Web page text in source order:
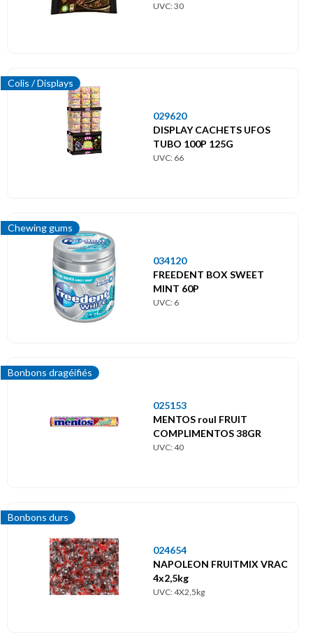
UVC: 30
Colis / Displays
029620
DISPLAY CACHETS UFOS
TUBO 100P 125G
UVC: 66
Chewing gums
034120
FREEDENT BOX SWEET
MINT 60P
UVC: 6
Bonbons dragéifiés
025153
MENTOS roul FRUIT
COMPLIMENTOS 38GR
UVC: 40
Bonbons durs
024654
NAPOLEON FRUITMIX VRAC
4x2,5kg
UVC: 4X2,5kg